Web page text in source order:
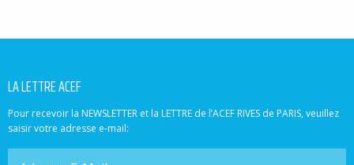
LA LETTRE ACEF
Pour recevoir la NEWSLETTER et la LETTRE de l’ACEF RIVES de PARIS, veuillez
saisir votre adresse e-mail: